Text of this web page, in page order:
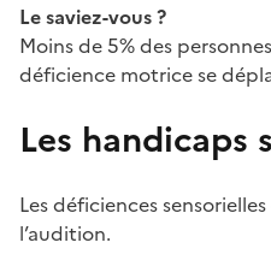
Le saviez-vous ?
Moins de 5% des
déficience motrice se
Les handicaps
Les déficiences
l’audition.